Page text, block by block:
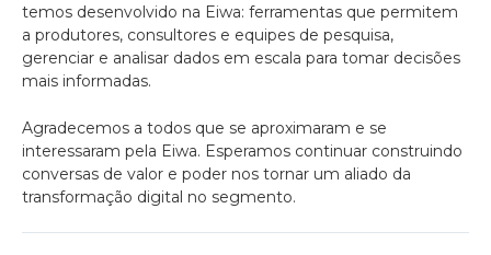
temos desenvolvido na Eiwa: ferramentas que permitem
a produtores, consultores e equipes de pesquisa,
gerenciar e analisar dados em escala para tomar decisões
mais informadas.
Agradecemos a todos que se aproximaram e se
interessaram pela Eiwa. Esperamos continuar construindo
conversas de valor e poder nos tornar um aliado da
transformação digital no segmento.